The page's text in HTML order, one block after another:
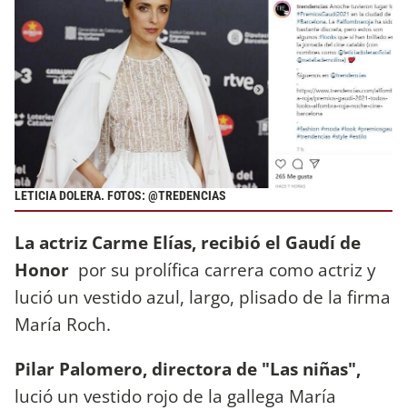
LETICIA DOLERA. FOTOS: @TREDENCIAS
La actriz Carme Elías, recibió el Gaudí de
Honor por su prolífica carrera como actriz y
lució un vestido azul, largo, plisado de la firma
María Roch.
Pilar Palomero, directora de "Las niñas",
lució un vestido rojo de la gallega María